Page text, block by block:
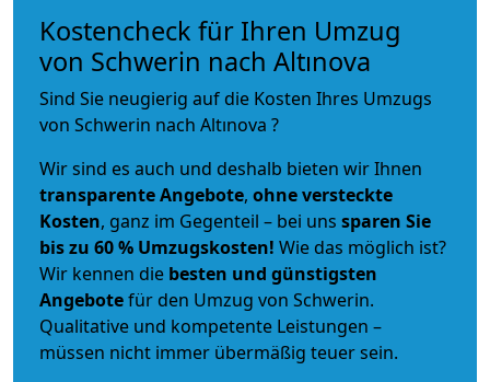
Kostencheck für Ihren Umzug
von Schwerin nach Altınova
Sind Sie neugierig auf die Kosten Ihres Umzugs
von Schwerin nach Altınova ?
Wir sind es auch und deshalb bieten wir Ihnen
transparente Angebote, ohne versteckte
Kosten, ganz im Gegenteil – bei uns sparen Sie
bis zu 60 % Umzugskosten! Wie das möglich ist?
Wir kennen die besten und günstigsten
Angebotefür den Umzug von Schwerin.
Qualitative und kompetente Leistungen –
müssen nicht immer übermäßig teuer sein.